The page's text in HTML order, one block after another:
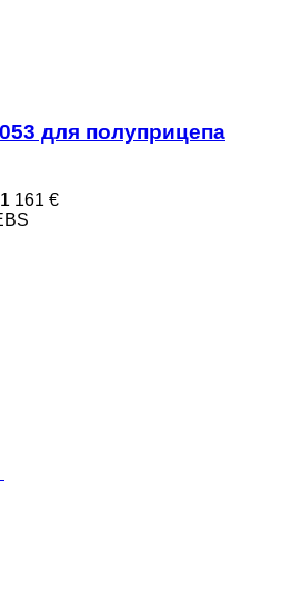
для полуприцепа
161 €